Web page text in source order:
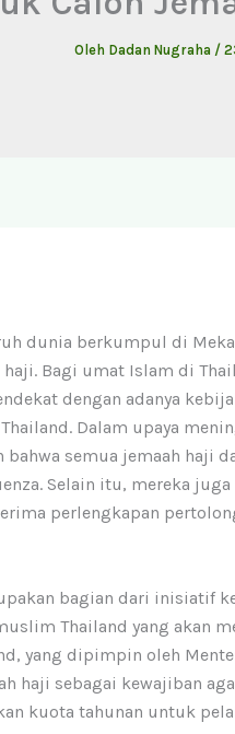
Oleh Dadan Nugraha /
dunia berkumpul di
Bagi umat Islam di
dengan adanya
Dalam upaya
semua jemaah haji
Selain itu, mereka juga
perlengkapan
bagian dari inisiatif
Thailand yang akan
yang dipimpin oleh
haji sebagai kewajiban
kuota tahunan untuk